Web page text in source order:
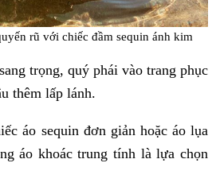
rũ với chiếc đầm sequin ánh kim
trọng, quý phái vào trang phục
thêm lấp lánh.
áo sequin đơn giản hoặc áo lụa
áo khoác trung tính là lựa chọn